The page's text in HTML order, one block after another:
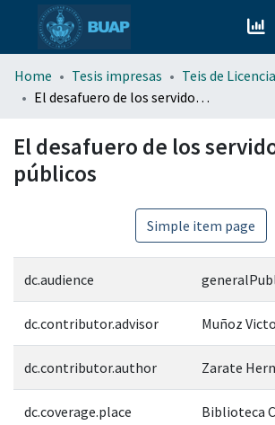
menu.section.about_menu
Home Tesis impresas
Teis de
El desafuero de los servidores públicos
El desafuero de los
públicos
Simple item page
dc.audience
dc.contributor.advisor Muñoz
dc.contributor.author Zarate
dc.coverage.place Biblioteca